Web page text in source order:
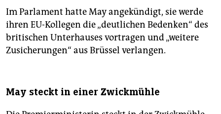
Im Parlament hatte May angekündigt, sie werde
ihren EU-Kollegen die „deutlichen Bedenken“ des
britischen Unterhauses vortragen und „weitere
Zusicherungen“ aus Brüssel verlangen.
May steckt in einer Zwickmühle